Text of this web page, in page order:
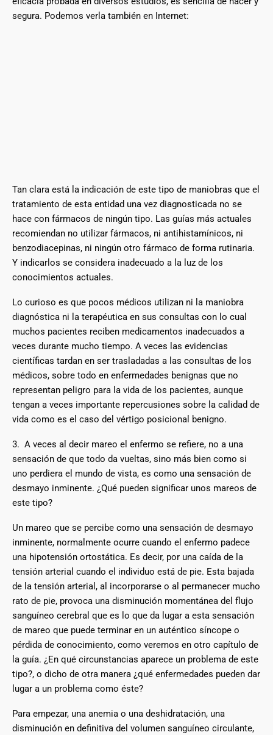
segura. Podemos verla también en Internet:
Tan clara está la indicación de este tipo de maniobras que el
tratamiento de esta entidad una vez diagnosticada no se
hace con fármacos de ningún tipo. Las guías más actuales
recomiendan no utilizar fármacos, ni antihistamínicos, ni
benzodiacepinas, ni ningún otro fármaco de forma rutinaria.
Y indicarlos se considera inadecuado a la luz de los
conocimientos actuales.
Lo curioso es que pocos médicos utilizan ni la maniobra
diagnóstica ni la terapéutica en sus consultas con lo cual
muchos pacientes reciben medicamentos inadecuados a
veces durante mucho tiempo. A veces las evidencias
científicas tardan en ser trasladadas a las consultas de los
médicos, sobre todo en enfermedades benignas que no
representan peligro para la vida de los pacientes, aunque
tengan a veces importante repercusiones sobre la calidad de
vida como es el caso del vértigo posicional benigno.
3. A veces al decir mareo el enfermo se refiere, no a una
sensación de que todo da vueltas, sino más bien como si
uno perdiera el mundo de vista, es como una sensación de
desmayo inminente. ¿Qué pueden significar unos mareos de
este tipo?
Un mareo que se percibe como una sensación de desmayo
inminente, normalmente ocurre cuando el enfermo padece
una hipotensión ortostática. Es decir, por una caída de la
tensión arterial cuando el individuo está de pie. Esta bajada
de la tensión arterial, al incorporarse o al permanecer mucho
rato de pie, provoca una disminución momentánea del flujo
sanguíneo cerebral que es lo que da lugar a esta sensación
de mareo que puede terminar en un auténtico síncope o
pérdida de conocimiento, como veremos en otro capítulo de
la guía. ¿En qué circunstancias aparece un problema de este
tipo?, o dicho de otra manera ¿qué enfermedades pueden dar
lugar a un problema como éste?
Para empezar, una anemia o una deshidratación, una
disminución en definitiva del volumen sanguíneo circulante,